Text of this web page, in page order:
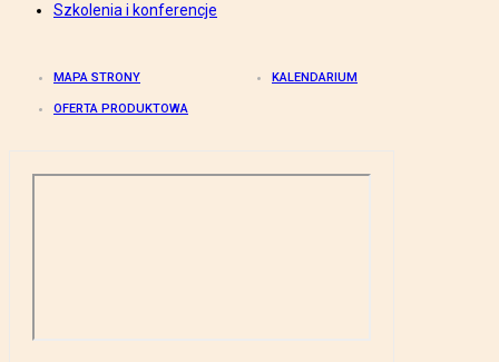
Szkolenia i konferencje
MAPA STRONY KALENDARIUM
OFERTA PRODUKTOWA